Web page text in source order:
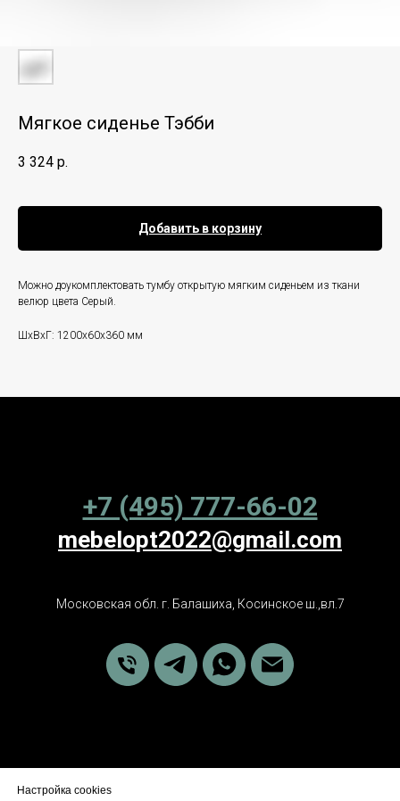
Мягкое сиденье Тэбби
3 324 р.
Добавить в корзину
Можно доукомплектовать тумбу открытую мягким сиденьем из ткани
велюр цвета Серый.
ШxВxГ: 1200x60x360 мм
+7 (495) 777-66-02
mebelopt2022@gmail.com
Московская обл. г. Балашиха, Косинское ш.,вл.7
Настройка cookies